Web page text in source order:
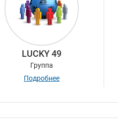
LUCKY 49
Группа
Подробнее